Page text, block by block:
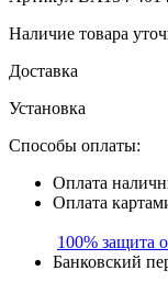
Наличие товара
Доставка
Установка
Способы оплаты:
Оплата
Оплата
100% защита
Банковский